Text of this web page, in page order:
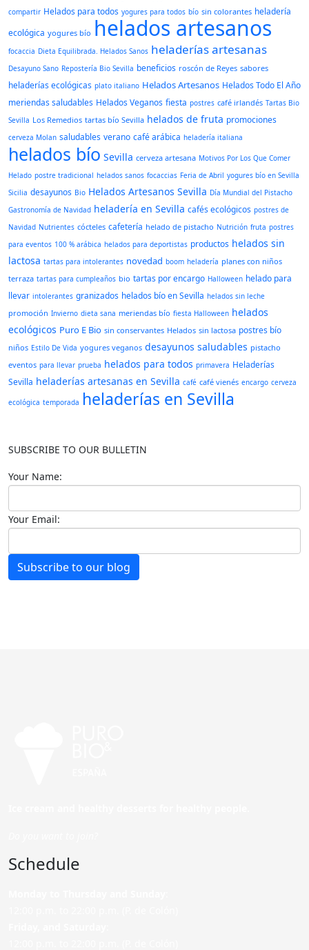
compartir Helados para todos yogures para todos bío sin colorantes heladería
ecológica yogures bío helados artesanos
focaccia Dieta Equilibrada. Helados Sanos heladerías artesanas
Desayuno Sano Repostería Bio Sevilla beneficios roscón de Reyes sabores
heladerías ecológicas plato italiano Helados Artesanos Helados Todo El Año
meriendas saludables Helados Veganos fiesta postres café irlandés Tartas Bio
Sevilla Los Remedios tartas bío Sevilla helados de fruta promociones
cerveza Molan saludables verano café arábica heladería italiana
helados bío Sevilla cerveza artesana Motivos Por Los Que Comer
Helado postre tradicional helados sanos focaccias Feria de Abril yogures bío en Sevilla
Sicilia desayunos Bio Helados Artesanos Sevilla Día Mundial del Pistacho
Gastronomía de Navidad heladería en Sevilla cafés ecológicos postres de
Navidad Nutrientes cócteles cafetería helado de pistacho Nutrición fruta postres
para eventos 100 % arábica helados para deportistas productos helados sin
lactosa tartas para intolerantes novedad boom heladería planes con niños
terraza tartas para cumpleaños bio tartas por encargo Halloween helado para
llevar intolerantes granizados helados bío en Sevilla helados sin leche
promoción Invierno dieta sana meriendas bío fiesta Halloween helados
ecológicos Puro E Bio sin conservantes Helados sin lactosa postres bío
niños Estilo De Vida yogures veganos desayunos saludables pistacho
eventos para llevar prueba helados para todos primavera Heladerías
Sevilla heladerías artesanas en Sevilla café café vienés encargo cerveza
ecológica temporada heladerías en Sevilla
SUBSCRIBE TO OUR BULLETIN
Your Name:
Your Email:
Subscribe to our blog
Schedule